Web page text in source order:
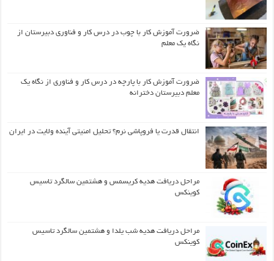
ضرورت آموزش کار با چوب در درس کار و فناوری دبیرستان از
نگاه یک معلم
ضرورت آموزش کار با پارچه در درس کار و فناوری از نگاه یک
معلم دبیرستان دخترانه
انتقال قدرت یا فروپاشی نرم؟ تحلیل امنیتی آینده ولایت در ایران
مراحل دریافت هدیه کریسمس و هشتمین سالگرد تاسیس
کوینکس
مراحل دریافت هدیه شب یلدا و هشتمین سالگرد تاسیس
کوینکس